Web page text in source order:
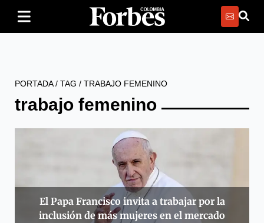
PORTADA/ TAG / TRABAJO FEMENINO
trabajo femenino
El Papa Francisco invita a trabajar por la
inclusión de más mujeres en el mercado